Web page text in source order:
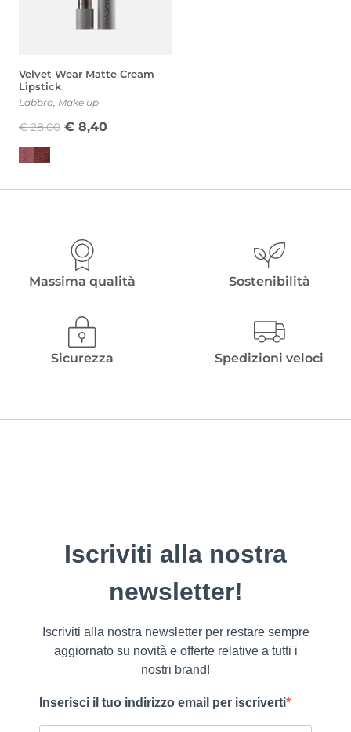
Velvet Wear Matte Cream
Lipstick
Labbra, Make up
€28,00 Il
era:
€ 8,40Il
è:
Massima qualità Sostenibilità
Sicurezza Spedizioni veloci
Iscriviti alla nostra
newsletter!
Iscriviti alla nostra newsletter per restare sempre
aggiornato su novità e offerte relative a tutti i
nostri brand!
Inserisci il tuo indirizzo email per iscriverti